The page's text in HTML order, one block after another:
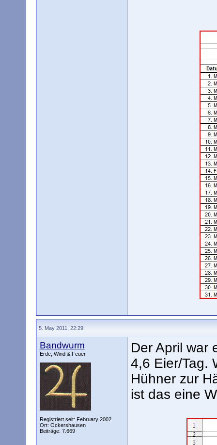
5. May 2011, 22:29
Bandwurm
Erde, Wind & Feuer
Registriert seit: February 2002
Ort: Ockershausen
Beiträge: 7.669
Der April war
4,6 Eier/Tag.
Hühner zur
ist das eine